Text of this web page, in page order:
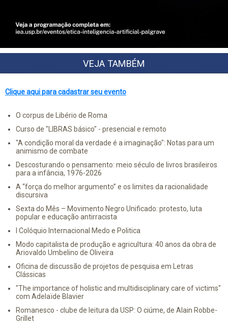
VEJA TAMBÉM
Clique aqui para cadastrar seu evento
O corpus de Libério de Roma
Curso de "LIBRAS básico" - presencial e remoto
"A condição moral da verdade é a imaginação": Notas para um
animismo de combate
Descosturando o pensamento: meio século de livros brasileiros
para a infância, 1976-2026
A “força do melhor argumento” e os limites da racionalidade
discursiva
Sexta do Mês – Movimento Negro Unificado: protesto, luta
popular e educação antirracista
I Colóquio Internacional Medo e Politica
Modo capitalista de produção e agricultura: 40 anos da obra de
Ariovaldo Umbelino de Oliveira
Oficina de discussão de projetos de pesquisa em Letras
Clássicas
"The importance of holistic and multidisciplinary care of victims"
com Adelaïde Blavier
Romanesco - clube de leitura da USP: O ciúme, de Alain Robbe-
Grillet